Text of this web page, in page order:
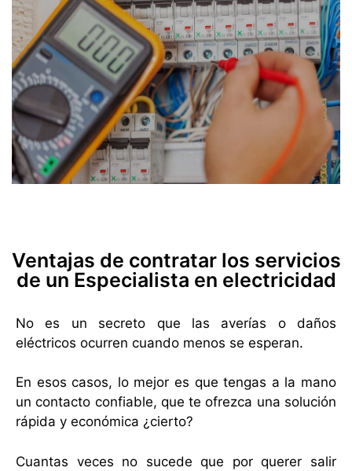
Ventajas de contratar los servicios
de un Especialista en electricidad
No es un secreto que las averías o daños
eléctricos ocurren cuando menos se esperan.
En esos casos, lo mejor es que tengas a la mano
un contacto confiable, que te ofrezca una solución
rápida y económica ¿cierto?
Cuantas veces no sucede que por querer salir